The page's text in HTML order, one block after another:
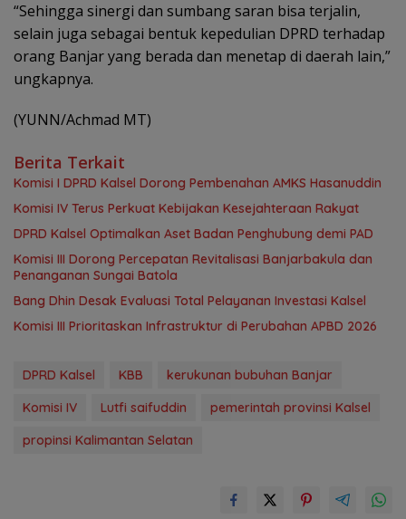
“Sehingga sinergi dan sumbang saran bisa terjalin,
selain juga sebagai bentuk kepedulian DPRD terhadap
orang Banjar yang berada dan menetap di daerah lain,”
ungkapnya.
(YUNN/Achmad MT)
Berita Terkait
Komisi I DPRD Kalsel Dorong Pembenahan AMKS Hasanuddin
Komisi IV Terus Perkuat Kebijakan Kesejahteraan Rakyat
‎DPRD Kalsel Optimalkan Aset Badan Penghubung demi PAD
‎Komisi III Dorong Percepatan Revitalisasi Banjarbakula dan
Penanganan Sungai Batola
‎Bang Dhin Desak Evaluasi Total Pelayanan Investasi Kalsel
‎Komisi III Prioritaskan Infrastruktur di Perubahan APBD 2026
DPRD Kalsel KBB
kerukunan bubuhan Banjar
Komisi IV
Lutfi saifuddin
pemerintah provinsi Kalsel
propinsi Kalimantan Selatan